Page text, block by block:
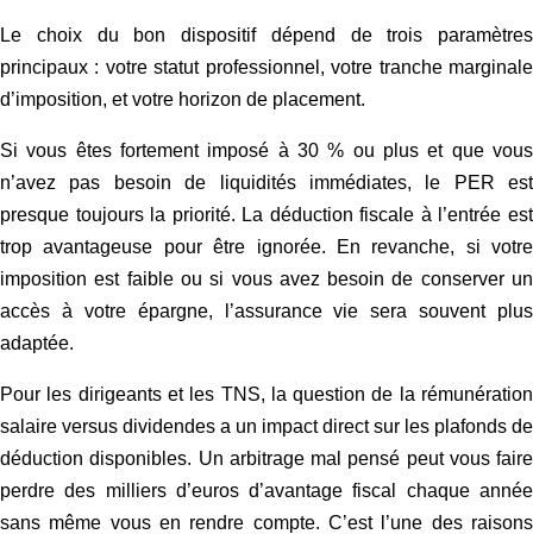
Le choix du bon dispositif dépend de trois paramètres
principaux : votre statut professionnel, votre tranche marginale
d’imposition, et votre horizon de placement.
Si vous êtes fortement imposé à 30 % ou plus et que vous
n’avez pas besoin de liquidités immédiates, le PER est
presque toujours la priorité. La déduction fiscale à l’entrée est
trop avantageuse pour être ignorée. En revanche, si votre
imposition est faible ou si vous avez besoin de conserver un
accès à votre épargne, l’assurance vie sera souvent plus
adaptée.
Pour les dirigeants et les TNS, la question de la rémunération
salaire versus dividendes a un impact direct sur les plafonds de
déduction disponibles. Un arbitrage mal pensé peut vous faire
perdre des milliers d’euros d’avantage fiscal chaque année
sans même vous en rendre compte. C’est l’une des raisons